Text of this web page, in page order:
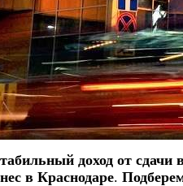
доход от
в Краснодаре.